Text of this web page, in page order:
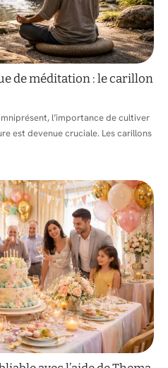
de méditation : le carillon
l’importance de cultiver
est devenue cruciale. Les carillons